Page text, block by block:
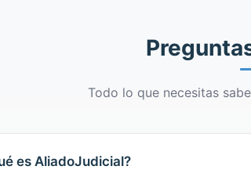
Todo lo que necesitas
es AliadoJudicial?